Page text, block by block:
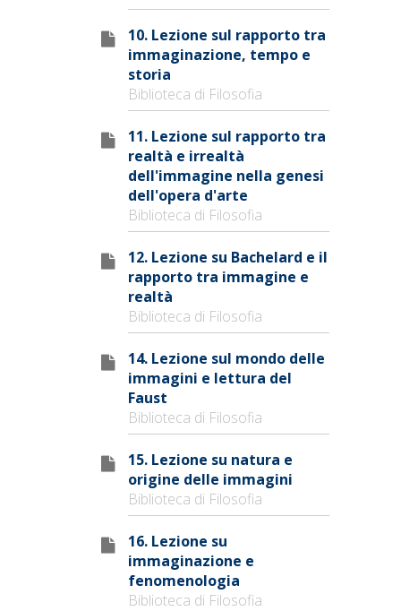
10. Lezione sul rapporto tra
immaginazione, tempo e
storia
Biblioteca di Filosofia
11. Lezione sul rapporto tra
realtà e irrealtà
dell'immagine nella genesi
dell'opera d'arte
Biblioteca di Filosofia
12. Lezione su Bachelard e il
rapporto tra immagine e
realtà
Biblioteca di Filosofia
14. Lezione sul mondo delle
immagini e lettura del
Faust
Biblioteca di Filosofia
15. Lezione su natura e
origine delle immagini
Biblioteca di Filosofia
16. Lezione su
immaginazione e
fenomenologia
Biblioteca di Filosofia